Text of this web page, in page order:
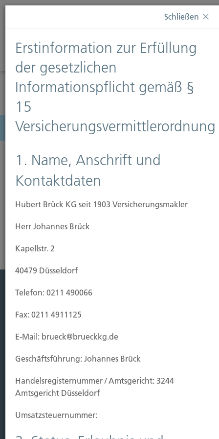
Diese Webseite verwendet Cookies. Wenn Sie weiterhin
Informationen finden Sie auf unserer SeiteDatenschutz
Diese Nachricht nicht erneut anzeigen
Menü
Leben
Vorsorgen
Kauf Grundstück
Baubeginn
Schaden
Schließen
Erstinformation zur Erfüllung
der gesetzlichen
Informationspflicht gemäß §
15
Versicherungsvermittlerordnung
1. Name, Anschrift und
Kontaktdaten
Hubert Brück KG seit 1903 Versicherungsmakler
Herr Johannes Brück
Kapellstr. 2
40479 Düsseldorf
Telefon: 0211 490066
Fax: 0211 4911125
E-Mail: brueck@brueckkg.de
Geschäftsführung: Johannes Brück
Handels­registernummer / Amtsgericht: 3244
Amtsgericht Düsseldorf
Umsatzsteuer­nummer: